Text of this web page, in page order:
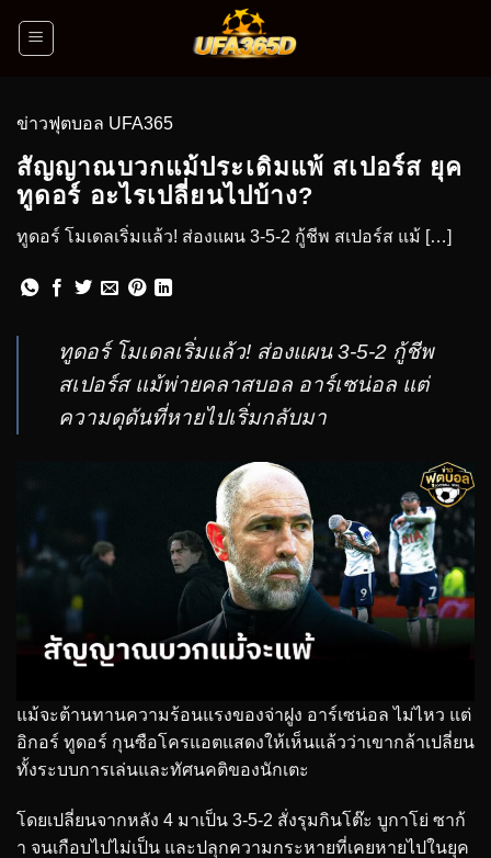
ข่าวฟุตบอล UFA365
สัญญาณบวกแม้ประเดิมแพ้ สเปอร์ส ยุค
ทูดอร์ อะไรเปลี่ยนไปบ้าง?
ทูดอร์ โมเดลเริ่มแล้ว! ส่องแผน 3-5-2 กู้ชีพ สเปอร์ส แม้ […]
ทูดอร์ โมเดลเริ่มแล้ว! ส่องแผน 3-5-2 กู้ชีพ
สเปอร์ส แม้พ่ายคลาสบอล อาร์เซน่อล แต่
ความดุดันที่หายไปเริ่มกลับมา
แม้จะต้านทานความร้อนแรงของจ่าฝูง อาร์เซน่อล ไม่ไหว แต่
อิกอร์ ทูดอร์ กุนซือโครแอตแสดงให้เห็นแล้วว่าเขากล้าเปลี่ยน
ทั้งระบบการเล่นและทัศนคติของนักเตะ
โดยเปลี่ยนจากหลัง 4 มาเป็น 3-5-2 สั่งรุมกินโต๊ะ บูกาโย่ ซาก้
า จนเกือบไปไม่เป็น และปลุกความกระหายที่เคยหายไปในยุค